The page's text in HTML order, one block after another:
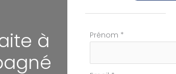
à
Formulaire
Prénom *